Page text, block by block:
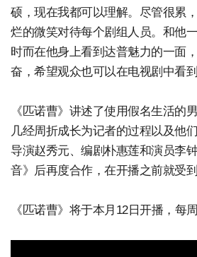
硕，现在我都可以理解。尽管很累
烂的微笑对待每个剧组人员。和他
时而在他身上看到达普魅力的一面
奋，希望观众也可以在电视剧中看
《匹诺曹》讲述了使用假名生活的
几经周折成长为记者的过程以及他
导演赵秀元、编剧朴惠莲和演员李
音》后再度合作，在开播之前就受到
《匹诺曹》将于本月12日开播，每